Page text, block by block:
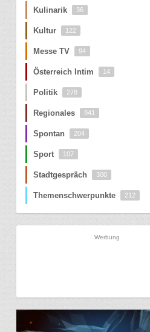
Kulinarik 36
Kultur 122
Messe TV 94
Österreich Intim 14
Politik 278
Regionales 941
Spontan 204
Sport 107
Stadtgespräch 300
Themenschwerpunkte 212
Werbung